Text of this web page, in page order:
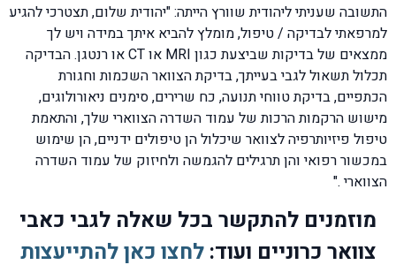
התשובה שעניתי ליהודית שוורץ הייתה: "יהודית שלום, תצטרכי להגיע
למרפאתי לבדיקה / טיפול, מומלץ להביא איתך במידה ויש לך
ממצאים של בדיקות שביצעת כגון MRI או CT או רנטגן. הבדיקה
תכלול תשאול לגבי בעייתך, בדיקת הצוואר השכמות וחגורת
הכתפיים, בדיקת טווחי תנועה, כח שרירים, סימנים ניאורולוגים,
מישוש הרקמות הרכות של עמוד השדרה הצווארי שלך, והתאמת
טיפול פיזיותרפיה לצוואר שיכלול הן טיפולים ידניים, הן שימוש
במכשור רפואי והן תרגילים להגמשה ולחיזוק של עמוד השדרה
הצווארי ."
מוזמנים להתקשר בכל שאלה לגבי כאבי
צוואר כרוניים ועוד:לחצו כאן להתייעצות